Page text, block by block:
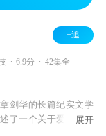
+追
6.9分 42集全
剑华的长篇纪实文学
了一个关于爱和承载
展开